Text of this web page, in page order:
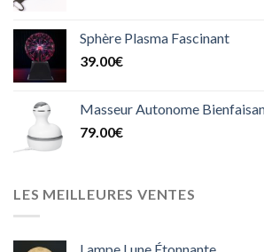
Sphère Plasma Fascinant
39.00€
Masseur Autonome
79.00€
LES MEILLEURES VENTES